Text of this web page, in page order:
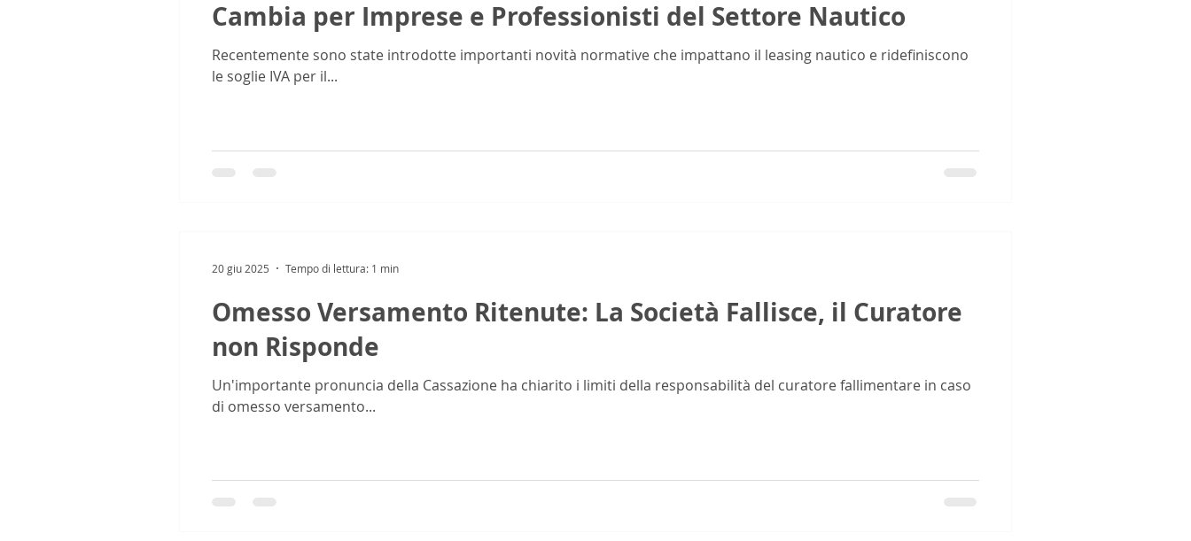
Cambia per Imprese e Professionisti del Settore Nautico
Recentemente sono state introdotte importanti novità normative che impattano il leasing nautico e ridefiniscono
le soglie IVA per il...
Omesso Versamento Ritenute: La Società Fallisce, il Curatore
non Risponde
Un'importante pronuncia della Cassazione ha chiarito i limiti della responsabilità del curatore fallimentare in caso
di omesso versamento...
20 giu 2025 Tempo di lettura: 1 min